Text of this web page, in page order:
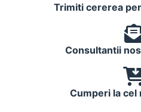
Trimiti cererea
Consultantii
Cumperi la cel